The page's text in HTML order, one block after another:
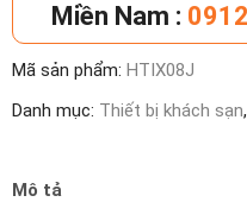
số
lượng
Miền Nam :
Mã sản phẩm: HTIX08J
Danh mục: Thiết bị khách sạn,
Mô tả